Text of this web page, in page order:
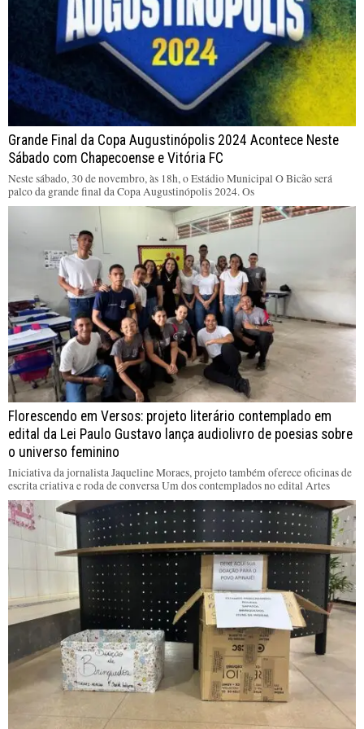
Grande Final da Copa Augustinópolis 2024 Acontece Neste
Sábado com Chapecoense e Vitória FC
Neste sábado, 30 de novembro, às 18h, o Estádio Municipal O Bicão será
palco da grande final da Copa Augustinópolis 2024. Os
Florescendo em Versos: projeto literário contemplado em
edital da Lei Paulo Gustavo lança audiolivro de poesias sobre
o universo feminino
Iniciativa da jornalista Jaqueline Moraes, projeto também oferece oficinas de
escrita criativa e roda de conversa Um dos contemplados no edital Artes